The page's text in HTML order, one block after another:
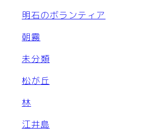
明石のボランティア
朝霧
未分類
松が丘
林
江井島